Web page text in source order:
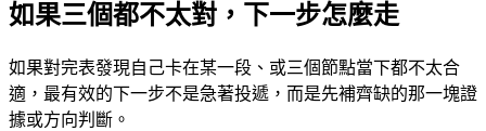
如果三個都不太對，下一步怎麼走
如果對完表發現自己卡在某一段、或三個節點當下都不太合
適，最有效的下一步不是急著投遞，而是先補齊缺的那一塊證
據或方向判斷。